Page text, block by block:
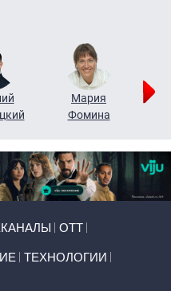
Мария
Фомина
ОТТ
ТЕХНОЛОГИИ